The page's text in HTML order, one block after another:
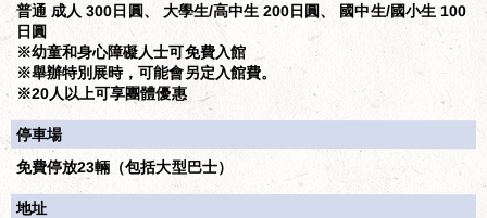
普通 成人 300日圓、 大學生/高中生 200日圓、 國中生/國小生 100
日圓
※幼童和身心障礙人士可免費入館
※舉辦特別展時，可能會另定入館費。
※20人以上可享團體優惠
停車場
免費停放23輛（包括大型巴士）
地址